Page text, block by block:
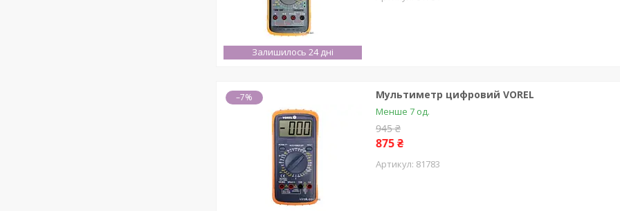
Залишилось 24 дні
–7% Мультиметр цифровий VOREL
Менше 7 од.
945 ₴
875 ₴
81783